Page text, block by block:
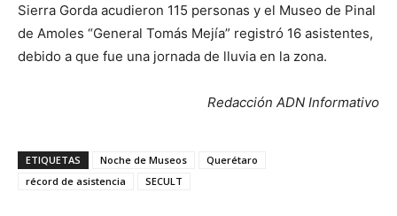
Sierra Gorda acudieron 115 personas y el Museo de Pinal
de Amoles “General Tomás Mejía” registró 16 asistentes,
debido a que fue una jornada de lluvia en la zona.
Redacción ADN Informativo
ETIQUETAS Noche de Museos
Querétaro
récord de asistencia
SECULT